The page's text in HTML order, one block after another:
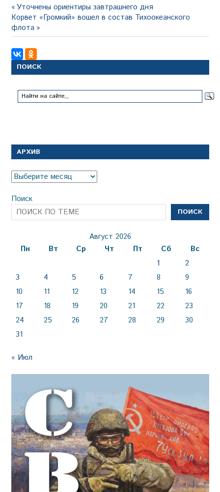
Навигация
по
записям
Предыдущая
запись:
Уточнены ориентиры завтрашнего дня
Следующая
запись:
Корвет «Громкий» вошел в состав Тихоокеанского
флота
ПОИСК
АРХИВ
Архив
Поиск
ПОИСК
Август 2026
Пн
Вт Ср Чт Пт Сб
Вс
1
2
3
4 5 6 7 8
9
10
11 12 13 14 15
16
17
18 19 20 21 22
23
24
25 26 27 28 29
30
31
« Июл